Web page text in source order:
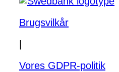
Brugsvilkår
Vores GDPR-politik